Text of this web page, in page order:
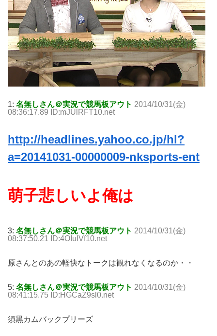
1: 名無しさん＠実況で競馬板アウト 2014/10/31(金)
08:36:17.89 ID:mJUlRFT10.net
http://headlines.yahoo.co.jp/hl?
a=20141031-00000009-nksports-ent
萌子悲しいよ俺は
3: 名無しさん＠実況で競馬板アウト 2014/10/31(金)
08:37:50.21 ID:4OIuIVf10.net
原さんとのあの軽快なトークは観れなくなるのか・・
5: 名無しさん＠実況で競馬板アウト 2014/10/31(金)
08:41:15.75 ID:HGCaZ9sl0.net
須黒カムバックプリーズ